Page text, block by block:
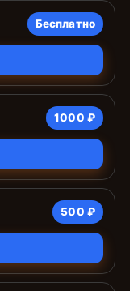
Бесплатно
1000 ₽
500 ₽